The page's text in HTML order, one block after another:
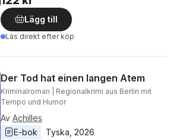
Lägg till
Läs direkt efter köp
Der Tod hat einen langen Atem
Kriminalroman | Regionalkrimi aus Berlin mit
Tempo und Humor
Av Achilles
E-bok
Tyska 2026